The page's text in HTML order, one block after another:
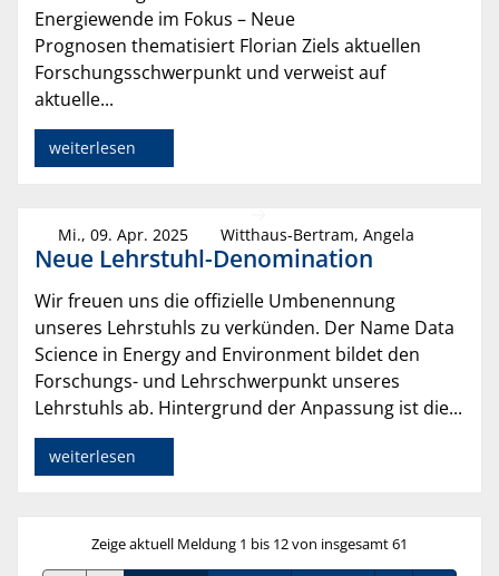
Energiewende im Fokus – Neue
Prognosen thematisiert Florian Ziels aktuellen
Forschungsschwerpunkt und verweist auf
aktuelle...
weiterlesen
Mi., 09. Apr. 2025 Witthaus-Bertram, Angela
Neue Lehrstuhl-Denomination
Wir freuen uns die offizielle Umbenennung
unseres Lehrstuhls zu verkünden. Der Name Data
Science in Energy and Environment bildet den
Forschungs- und Lehrschwerpunkt unseres
Lehrstuhls ab. Hintergrund der Anpassung ist die...
weiterlesen
Zeige aktuell Meldung 1 bis 12 von insgesamt 61